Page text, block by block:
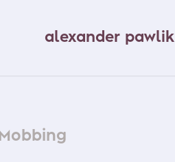
alexander pawlik
Mobbing